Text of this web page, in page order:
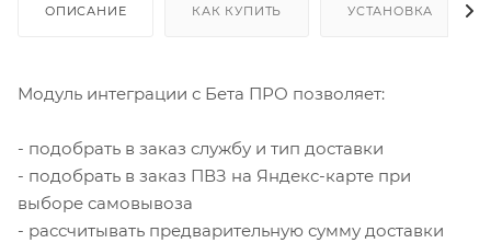
ОПИСАНИЕ КАК КУПИТЬ УСТАНОВКА
Модуль интеграции с Бета ПРО позволяет:
- подобрать в заказ службу и тип доставки
- подобрать в заказ ПВЗ на Яндекс-карте при
выборе самовывоза
- рассчитывать предварительную сумму доставки